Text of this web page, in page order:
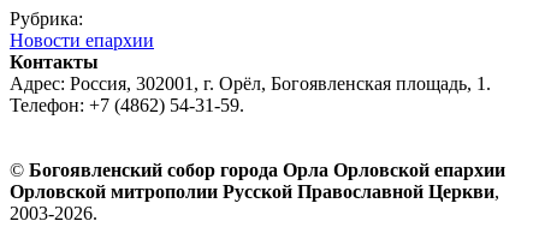
Рубрика:
Новости епархии
Контакты
Адрес: Россия, 302001, г. Орёл, Богоявленская площадь, 1.
Телефон: +7 (4862) 54-31-59.
© Богоявленский собор города Орла Орловской епархии
Орловской митрополии Русской Православной Церкви,
2003-2026.